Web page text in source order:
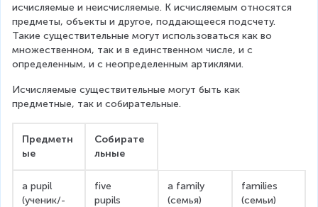
исчисляемые и неисчисляемые. К исчисляемым относятся
предметы, объекты и другое, поддающееся подсчету.
Такие существительные могут использоваться как во
множественном, так и в единственном числе, и с
определенным, и с неопределенным артиклями.
Исчисляемые существительные могут быть как
предметные, так и собирательные.
Предметн
ые
Собирате
льные
a pupil
(ученик/-
five
pupils
a family
(семья)
families
(семьи)